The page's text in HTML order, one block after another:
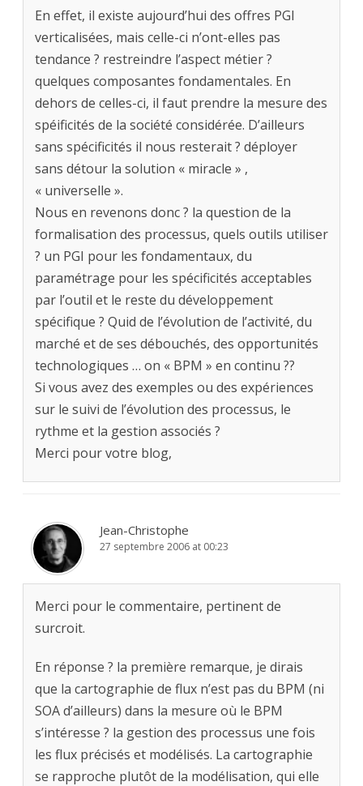
En effet, il existe aujourd’hui des offres PGI
verticalisées, mais celle-ci n’ont-elles pas
tendance ? restreindre l’aspect métier ?
quelques composantes fondamentales. En
dehors de celles-ci, il faut prendre la mesure des
spéificités de la société considérée. D’ailleurs
sans spécificités il nous resterait ? déployer
sans détour la solution « miracle » ,
« universelle ».
Nous en revenons donc ? la question de la
formalisation des processus, quels outils utiliser
? un PGI pour les fondamentaux, du
paramétrage pour les spécificités acceptables
par l’outil et le reste du développement
spécifique ? Quid de l’évolution de l’activité, du
marché et de ses débouchés, des opportunités
technologiques … on « BPM » en continu ??
Si vous avez des exemples ou des expériences
sur le suivi de l’évolution des processus, le
rythme et la gestion associés ?
Merci pour votre blog,
Jean-Christophe
27 septembre 2006 at 00:23
Merci pour le commentaire, pertinent de
surcroit.
En réponse ? la première remarque, je dirais
que la cartographie de flux n’est pas du BPM (ni
SOA d’ailleurs) dans la mesure où le BPM
s’intéresse ? la gestion des processus une fois
les flux précisés et modélisés. La cartographie
se rapproche plutôt de la modélisation, qui elle